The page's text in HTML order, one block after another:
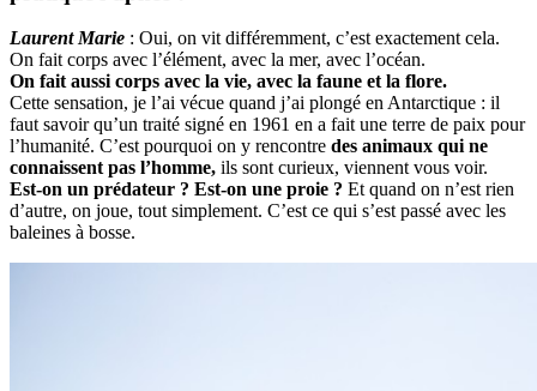
Laurent Marie : Oui, on vit différemment, c’est exactement cela.
On fait corps avec l’élément, avec la mer, avec l’océan.
On fait aussi corps avec la vie, avec la faune et la flore.
Cette sensation, je l’ai vécue quand j’ai plongé en Antarctique : il
faut savoir qu’un traité signé en 1961 en a fait une terre de paix pour
l’humanité. C’est pourquoi on y rencontre des animaux qui ne
connaissent pas l’homme, ils sont curieux, viennent vous voir.
Est-on un prédateur ? Est-on une proie ? Et quand on n’est rien
d’autre, on joue, tout simplement. C’est ce qui s’est passé avec les
baleines à bosse.